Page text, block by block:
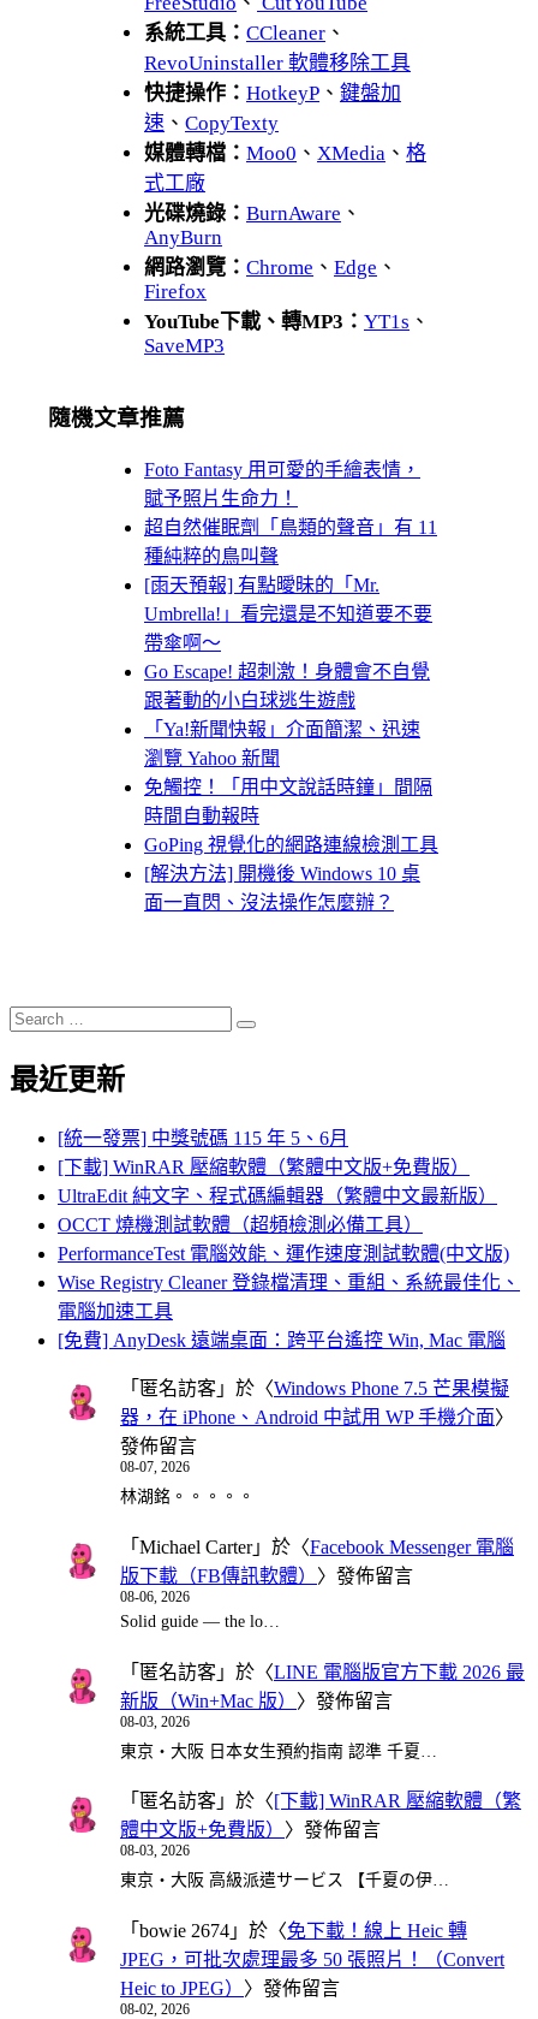
系統工具： CCleaner 、
RevoUninstaller 軟體移除工具
快捷操作： HotkeyP 、 鍵盤加
速 、 CopyTexty
媒體轉檔： Moo0 、 XMedia 、 格
式工廠
光碟燒錄： BurnAware 、
AnyBurn
網路瀏覽： Chrome 、 Edge 、
Firefox
YouTube下載、轉MP3： YT1s 、
SaveMP3
隨機文章推薦
Foto Fantasy 用可愛的手繪表情，
賦予照片生命力！
超自然催眠劑「鳥類的聲音」有 11
種純粹的鳥叫聲
[雨天預報] 有點曖昧的「Mr.
Umbrella!」看完還是不知道要不要
帶傘啊～
Go Escape! 超刺激！身體會不自覺
跟著動的小白球逃生遊戲
「Ya!新聞快報」介面簡潔、迅速
瀏覽 Yahoo 新聞
免觸控！「用中文說話時鐘」間隔
時間自動報時
GoPing 視覺化的網路連線檢測工具
[解決方法] 開機後 Windows 10 桌
面一直閃、沒法操作怎麼辦？
Search
for:
Search
最近更新
[統一發票] 中獎號碼 115 年 5、6月
[下載] WinRAR 壓縮軟體（繁體中文版+免費版）
UltraEdit 純文字、程式碼編輯器（繁體中文最新版）
OCCT 燒機測試軟體（超頻檢測必備工具）
PerformanceTest 電腦效能、運作速度測試軟體(中文版)
Wise Registry Cleaner 登錄檔清理、重組、系統最佳化、
電腦加速工具
[免費] AnyDesk 遠端桌面：跨平台遙控 Win, Mac 電腦
「 匿名訪客 」於〈Windows Phone 7.5 芒果模擬
器，在 iPhone、Android 中試用 WP 手機介面〉
發佈留言
08-07, 2026
林湖銘。。。。。
「 Michael Carter」於〈Facebook Messenger 電腦
版下載（FB傳訊軟體） 〉發佈留言
08-06, 2026
Solid guide — the lo…
「 匿名訪客 」於〈LINE 電腦版官方下載 2026 最
新版（Win+Mac 版） 〉發佈留言
08-03, 2026
東京・大阪 日本女生預約指南 認準 千夏…
「 匿名訪客 」於〈[下載] WinRAR 壓縮軟體（繁
體中文版+免費版） 〉發佈留言
08-03, 2026
東京・大阪 高級派遣サービス 【千夏の伊…
「 bowie 2674 」於〈免下載！線上 Heic 轉
JPEG，可批次處理最多 50 張照片！（Convert
Heic to JPEG） 〉發佈留言
08-02, 2026